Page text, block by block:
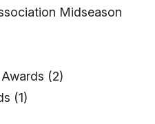
Midseason
(2)
(1)